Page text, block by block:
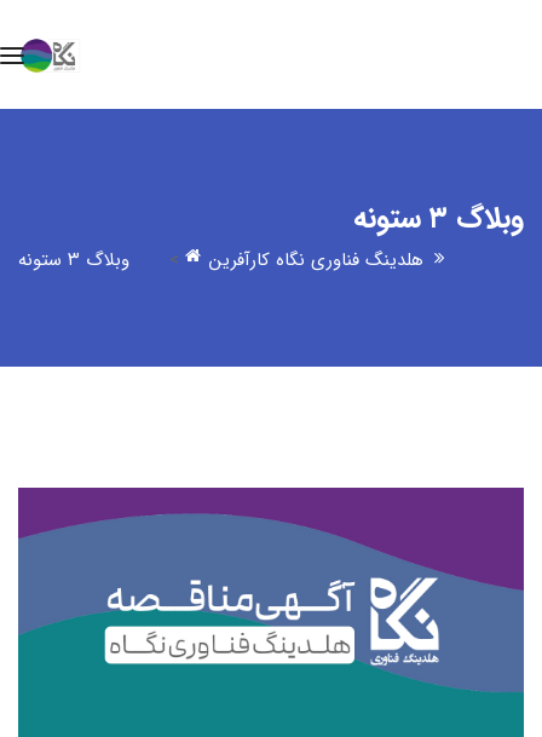
وبلاگ ۳ ستونه
هلدینگ فناوری نگاه کارآفرین > وبلاگ ۳ ستونه